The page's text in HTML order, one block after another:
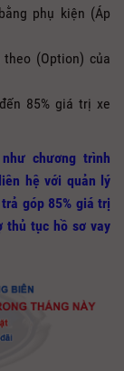
phụ kiện (Áp
(Option) của
85% giá trị xe
chương trình
hệ với quản lý
góp 85% giá trị
thủ tục hồ sơ vay